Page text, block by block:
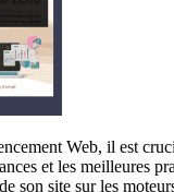
Web, il est
et les meilleures
son site sur les